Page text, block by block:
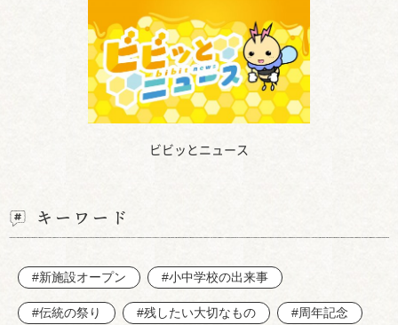
ビビッとニュース
キーワード
#新施設オープン #小中学校の出来事
#伝統の祭り #残したい大切なもの #周年記念